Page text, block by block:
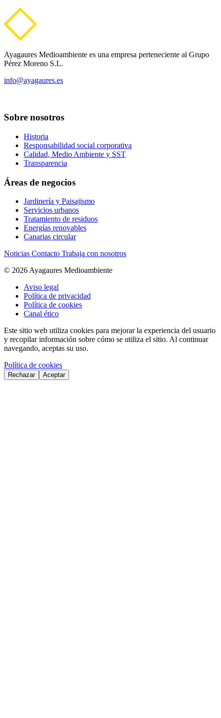
Ayagaures Medioambiente es una empresa perteneciente al Grupo
Pérez Moreno S.L.
info@ayagaures.es
Sobre nosotros
Historia
Responsabilidad social corporativa
Calidad, Medio Ambiente y SST
Transparencia
Áreas de negocios
Jardinería y Paisajismo
Servicios urbanos
Tratamiento de residuos
Energías renovables
Canarias circular
Noticias Contacto Trabaja con nosotros
© 2026 Ayagaures Medioambiente
Aviso legal
Política de privacidad
Política de cookies
Canal ético
Este sitio web utiliza cookies para mejorar la experiencia del usuario
y recopilar información sobre cómo se utiliza el sitio. Al continuar
navegando, aceptas su uso.
Política de cookies
Rechazar Aceptar